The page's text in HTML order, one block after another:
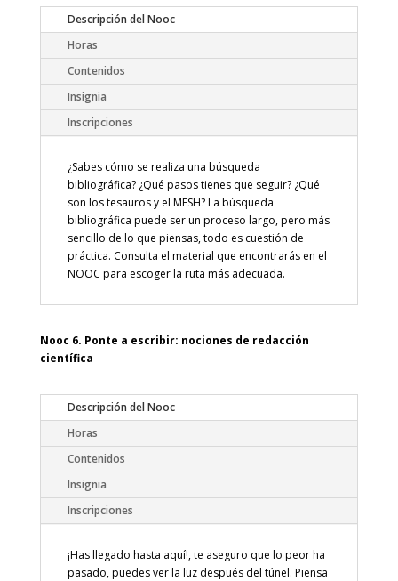
Descripción del Nooc
Horas
Contenidos
Insignia
Inscripciones
¿Sabes cómo se realiza una búsqueda
bibliográfica? ¿Qué pasos tienes que seguir? ¿Qué
son los tesauros y el MESH? La búsqueda
bibliográfica puede ser un proceso largo, pero más
sencillo de lo que piensas, todo es cuestión de
práctica. Consulta el material que encontrarás en el
NOOC para escoger la ruta más adecuada.
Nooc 6. Ponte a escribir: nociones de redacción
científica
Descripción del Nooc
Horas
Contenidos
Insignia
Inscripciones
¡Has llegado hasta aquí!, te aseguro que lo peor ha
pasado, puedes ver la luz después del túnel. Piensa